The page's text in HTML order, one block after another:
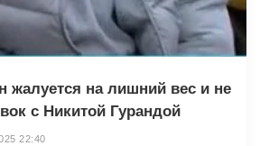
жалуется на лишний вес и не
с Никитой Гурандой
22:40